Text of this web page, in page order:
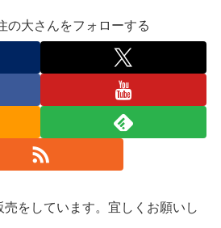
の大さんをフォローする
をしています。宜しくお願いし